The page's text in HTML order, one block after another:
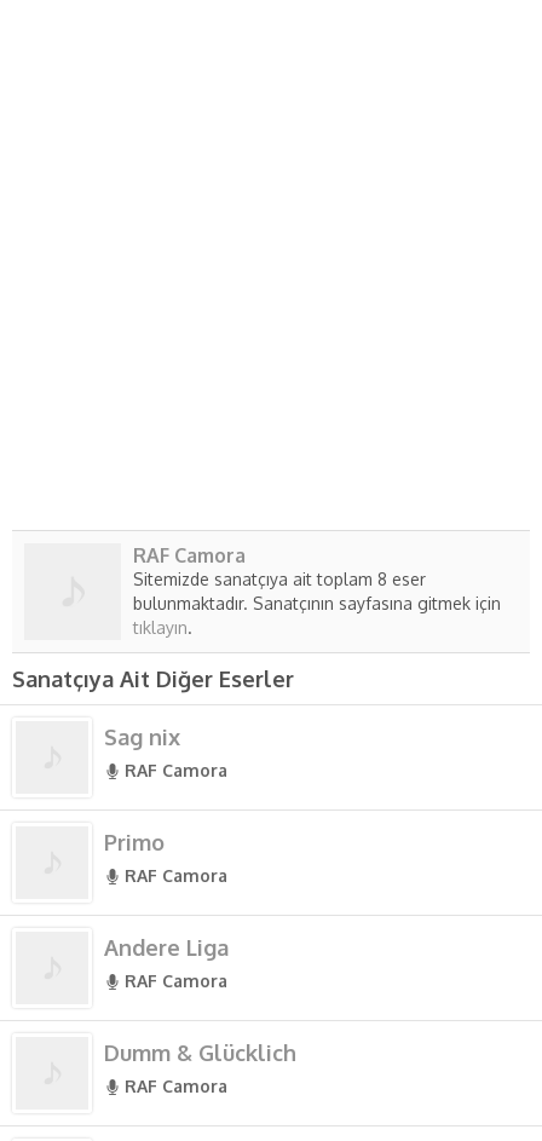
RAF Camora
Sitemizde sanatçıya ait toplam 8 eser
bulunmaktadır. Sanatçının sayfasına gitmek için
tıklayın.
Sanatçıya Ait Diğer Eserler
Sag nix
RAF Camora
Primo
RAF Camora
Andere Liga
RAF Camora
Dumm & Glücklich
RAF Camora